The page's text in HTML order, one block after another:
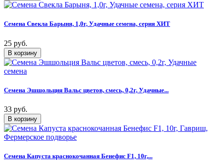
Семена Свекла Барыня, 1,0г, Удачные семена, серия ХИТ
25 руб.
Семена Эшшольция Вальс цветов, смесь, 0,2г, Удачные...
33 руб.
Семена Капуста краснокочанная Бенефис F1, 10г,...